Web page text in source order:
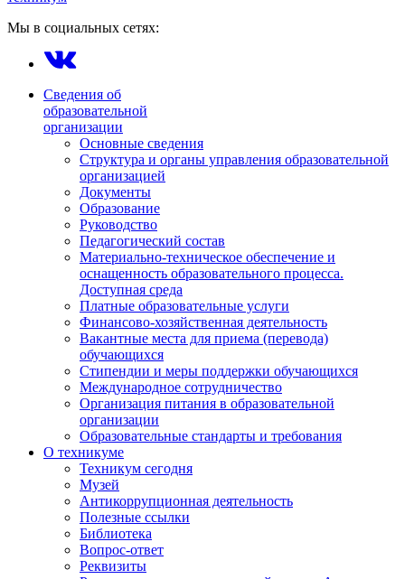
Мы в социальных сетях:
Сведения об
образовательной
организации
Основные сведения
Структура и органы управления образовательной
организацией
Документы
Образование
Руководство
Педагогический состав
Материально-техническое обеспечение и
оснащенность образовательного процесса.
Доступная среда
Платные образовательные услуги
Финансово-хозяйственная деятельность
Вакантные места для приема (перевода)
обучающихся
Стипендии и меры поддержки обучающихся
Международное сотрудничество
Организация питания в образовательной
организации
Образовательные стандарты и требования
О техникуме
Техникум сегодня
Музей
Антикоррупционная деятельность
Полезные ссылки
Библиотека
Вопрос-ответ
Реквизиты